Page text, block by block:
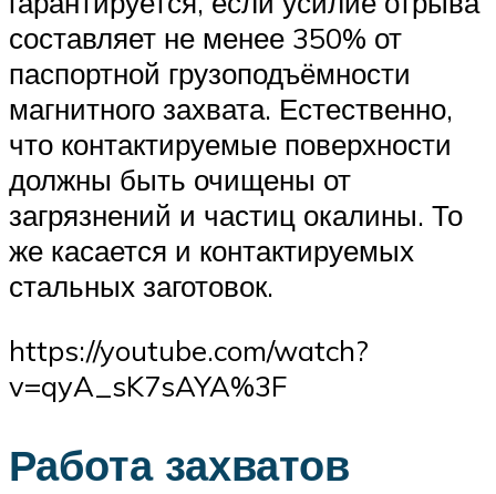
составляет не менее 350% от
паспортной грузоподъёмности
магнитного захвата. Естественно,
что контактируемые поверхности
должны быть очищены от
загрязнений и частиц окалины. То
же касается и контактируемых
стальных заготовок.
https://youtube.com/watch?
v=qyA_sK7sAYA%3F
Работа захватов